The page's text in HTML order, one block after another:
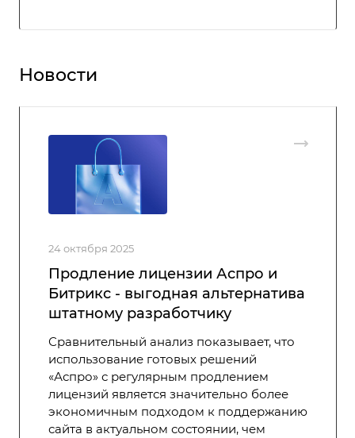
Новости
24 октября 2025
Продление лицензии Аспро и
Битрикс - выгодная альтернатива
штатному разработчику
Сравнительный анализ показывает, что
использование готовых решений
«Аспро» с регулярным продлением
лицензий является значительно более
экономичным подходом к поддержанию
сайта в актуальном состоянии, чем